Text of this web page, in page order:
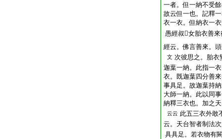
一者。但一納不受
故云但一也。記釋
衣一衣。但納衣一
愚經叔𣨫女胎衣善
經云。佛言善來。
文 次彼思之。胎衣
迦葉一納。此指一
衣。既迦葉四分善
事具足。故迦葉持
大師一納。此以同
納釋三衣也。加之
云云 此五三衣外敢
云。天台智者制法
具具足。若衣物有